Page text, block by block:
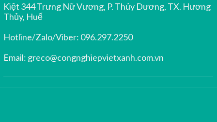
Kiệt 344 Trưng Nữ Vương, P. Thủy Dương, TX. Hương
Thủy, Huế
Hotline/Zalo/Viber: 096.297.2250
Email: greco@congnghiepvietxanh.com.vn